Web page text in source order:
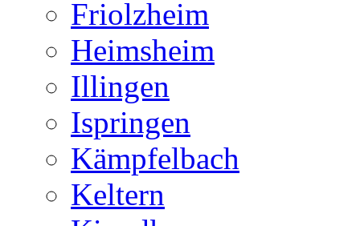
Friolzheim
Heimsheim
Illingen
Ispringen
Kämpfelbach
Keltern